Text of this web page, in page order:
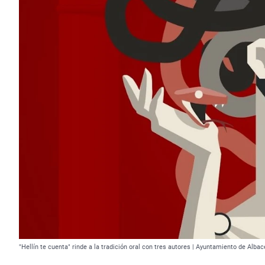
"Hellín te cuenta" rinde a la tradición oral con tres autores | Ayuntamiento de